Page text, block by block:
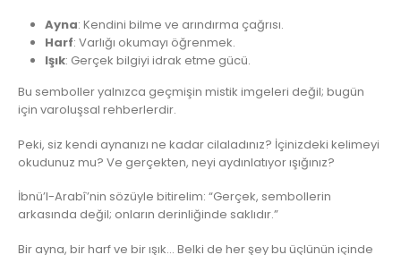
Ayna: Kendini bilme ve arındırma çağrısı.
Harf: Varlığı okumayı öğrenmek.
Işık: Gerçek bilgiyi idrak etme gücü.
Bu semboller yalnızca geçmişin mistik imgeleri değil; bugün
için varoluşsal rehberlerdir.
Peki, siz kendi aynanızı ne kadar cilaladınız? İçinizdeki kelimeyi
okudunuz mu? Ve gerçekten, neyi aydınlatıyor ışığınız?
İbnü’l-Arabî’nin sözüyle bitirelim: “Gerçek, sembollerin
arkasında değil; onların derinliğinde saklıdır.”
Bir ayna, bir harf ve bir ışık… Belki de her şey bu üçlünün içinde